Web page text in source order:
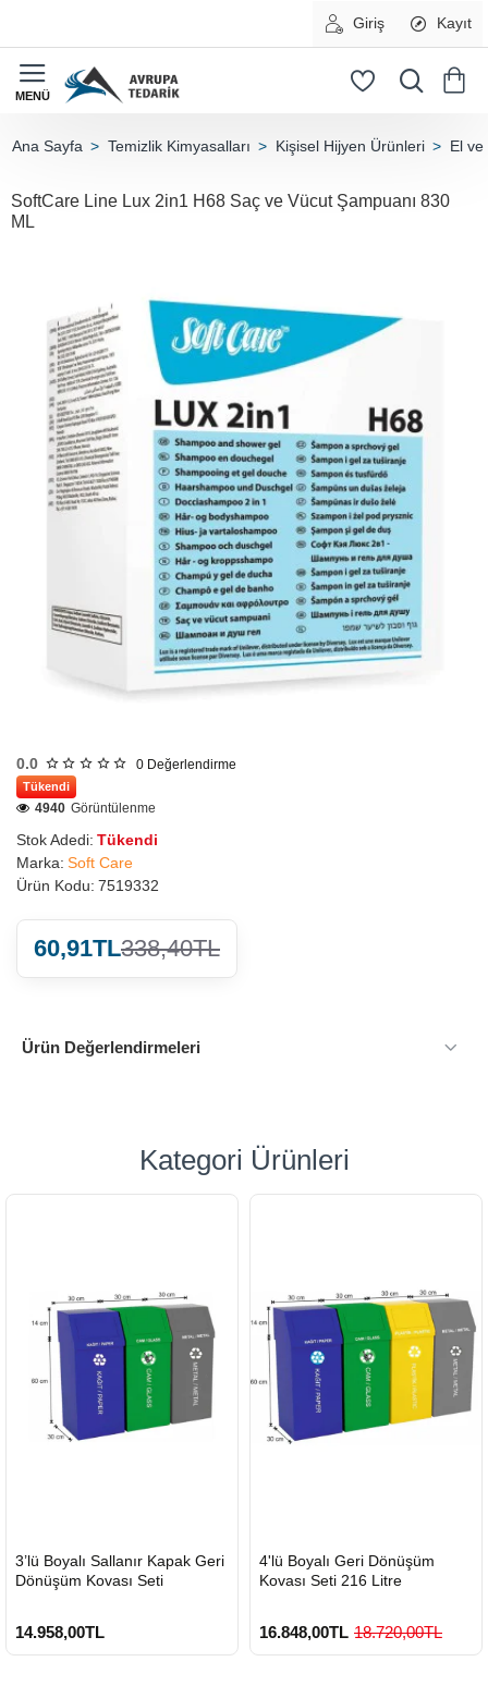
Giriş Kayıt
Temizlik Kimyasalları Kişisel Hijyen Ürünleri El ve
SoftCare Line Lux 2in1 H68 Saç ve Vücut Şampuanı 830
ML
0.0 0 Değerlendirme
Tükendi
Stok Adedi: Tükendi
Marka: Soft Care
Ürün Kodu: 7519332
4940 Görüntülenme
60,91TL338,40TL
Ürün Değerlendirmeleri
Kategori Ürünleri
GÖNDERİ
3’lü Boyalı Sallanır Kapak Geri
Dönüşüm Kovası Seti
14.958,00TL
GÖNDERİ
4'lü Boyalı Geri Dönüşüm
Kovası Seti 216 Litre
16.848,00TL 18.720,00TL